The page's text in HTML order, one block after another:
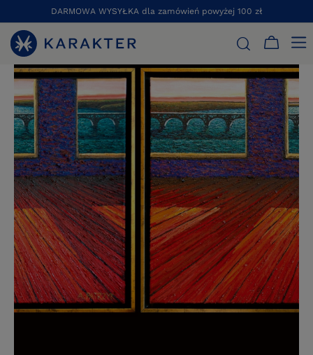
DARMOWA WYSYŁKA dla zamówień powyżej 100 zł
STRONA GŁÓWNA KSIĄŻKI LITERATURA PIĘKNA RONDO